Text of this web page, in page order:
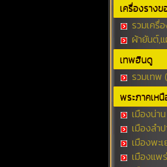
เครื่องราง
รวมเครื่
ผ้ายันต์,
เทพฮินดู
รวมเทพ
พระภาคเหนื
เมืองน่า
เมืองลำ
เมืองพะเ
เมืองแพ